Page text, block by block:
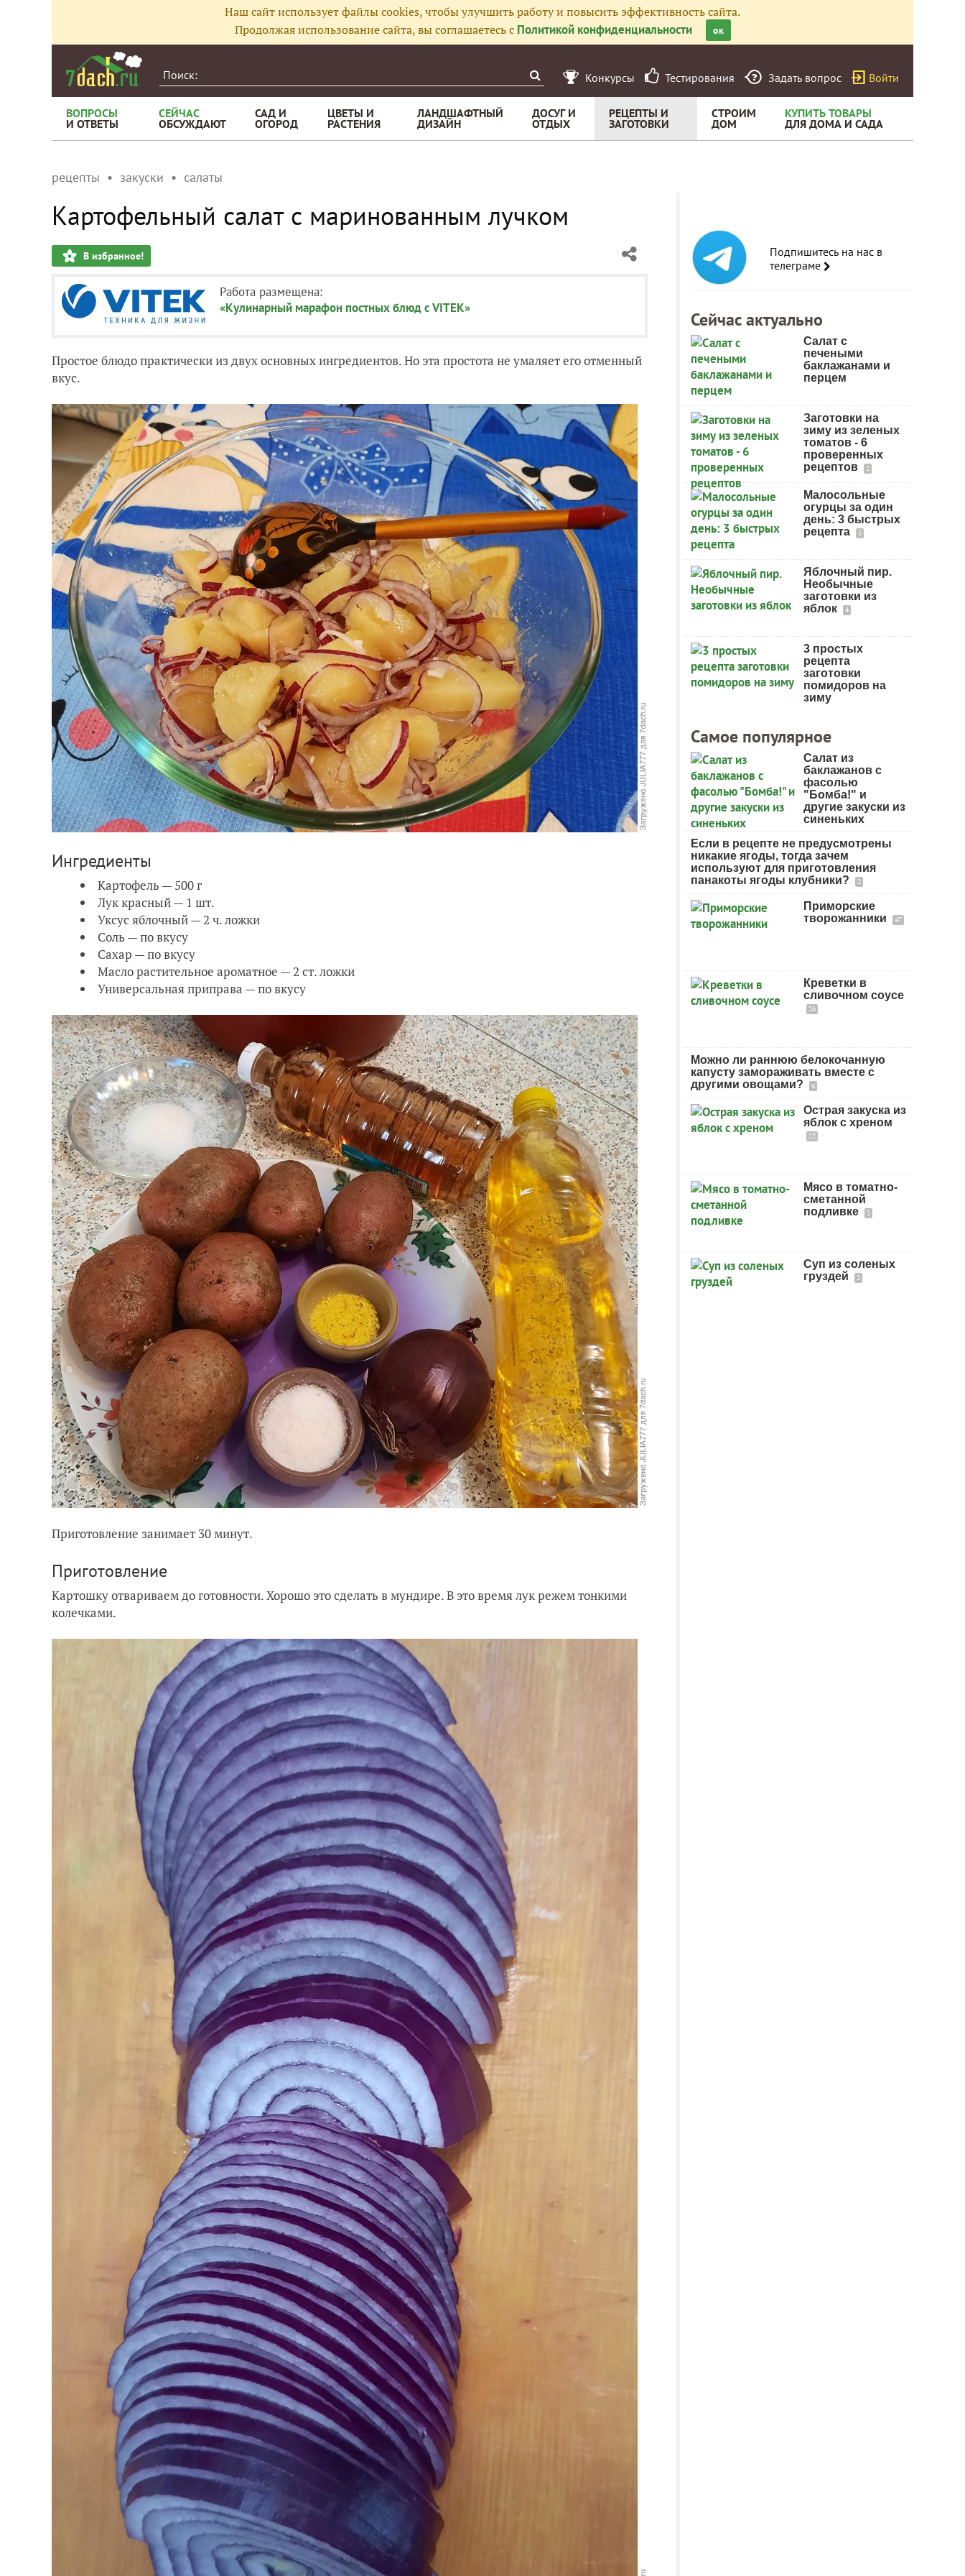
Наш сайт использует файлы cookies, чтобы улучшить работу и повысить эффективность сайта.
Продолжая использование сайта, вы соглашаетесь с Политикой конфиденциальности ок
Конкурсы Тестирования Задать вопрос Войти
ВОПРОСЫ
И ОТВЕТЫ
СЕЙЧАС
ОБСУЖДАЮТ
САД И
ОГОРОД
ЦВЕТЫ И
РАСТЕНИЯ
ЛАНДШАФТНЫЙ
ДИЗАЙН
ДОСУГ И
ОТДЫХ
РЕЦЕПТЫ И
ЗАГОТОВКИ
СТРОИМ
ДОМ
КУПИТЬ ТОВАРЫ
ДЛЯ ДОМА И САДА
рецепты закуски салаты
Картофельный салат с маринованным лучком
В избранное!
Работа размещена:
«Кулинарный марафон постных блюд с VITEK»
Простое блюдо практически из двух основных ингредиентов. Но эта простота не умаляет его отменный
вкус.
Ингредиенты
Картофель — 500 г
Лук красный — 1 шт.
Уксус яблочный — 2 ч. ложки
Соль — по вкусу
Сахар — по вкусу
Масло растительное ароматное — 2 ст. ложки
Универсальная приправа — по вкусу
Приготовление занимает 30 минут.
Приготовление
Картошку отвариваем до готовности. Хорошо это сделать в мундире. В это время лук режем тонкими
колечками.
Подпишитесь на нас в
телеграме
Сейчас актуально
Салат с
печеными
баклажанами и
перцем
Заготовки на
зиму из зеленых
томатов - 6
проверенных
рецептов
2
Малосольные
огурцы за один
день: 3 быстрых
рецепта
5
Яблочный пир.
Необычные
заготовки из
яблок
4
3 простых
рецепта
заготовки
помидоров на
зиму
Самое популярное
Салат из
баклажанов с
фасолью
"Бомба!" и
другие закуски из
синеньких
Если в рецепте не предусмотрены
никакие ягоды, тогда зачем
используют для приготовления
панакоты ягоды клубники?
2
Приморские
творожанники
47
Креветки в
сливочном соусе
26
Можно ли раннюю белокочанную
капусту замораживать вместе с
другими овощами?
6
Острая закуска из
яблок с хреном
22
Мясо в томатно-
сметанной
подливке
3
Суп из соленых
груздей
2